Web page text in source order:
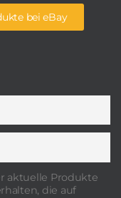
bei eBay
aktuelle Produkte
die auf